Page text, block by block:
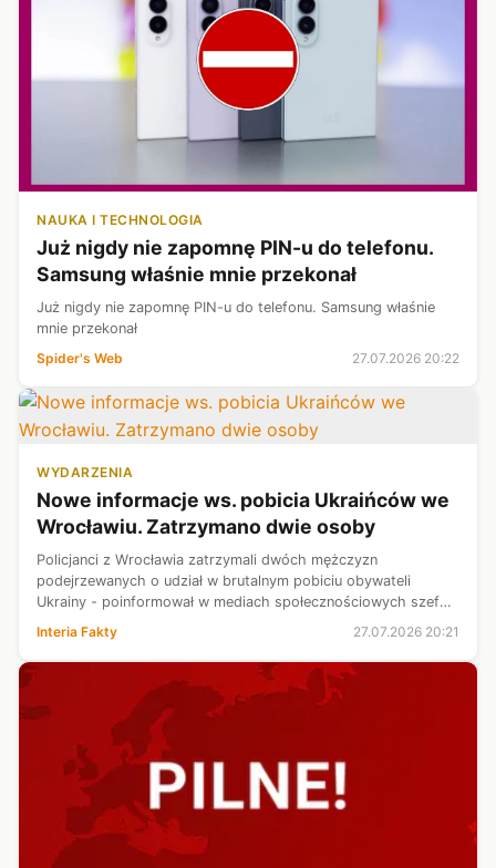
NAUKA I TECHNOLOGIA
Już nigdy nie zapomnę PIN-u do telefonu.
Samsung właśnie mnie przekonał
Już nigdy nie zapomnę PIN-u do telefonu. Samsung właśnie
mnie przekonał
Spider's Web
27.07.2026 20:22
WYDARZENIA
Nowe informacje ws. pobicia Ukraińców we
Wrocławiu. Zatrzymano dwie osoby
Policjanci z Wrocławia zatrzymali dwóch mężczyzn
podejrzewanych o udział w brutalnym pobiciu obywateli
Ukrainy - poinformował w mediach społecznościowych szef
MSWiA Marcin Kierwiński. Zatrzymani byli wcześniej notowani.
"Brutalna przemoc nigdy nie bę...
Interia Fakty 27.07.2026 20:21